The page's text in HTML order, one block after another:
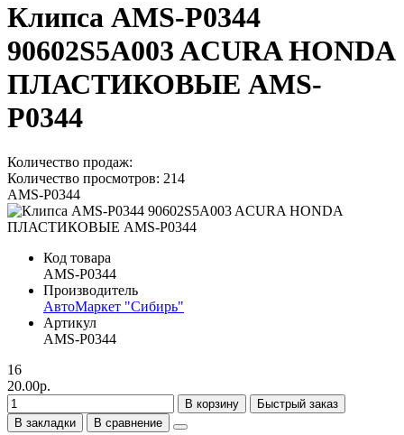
Клипса AMS-P0344
90602S5A003 ACURA HONDA
ПЛАСТИКОВЫЕ AMS-
P0344
Количество продаж:
Количество просмотров: 214
AMS-P0344
Код товара
AMS-P0344
Производитель
АвтоМаркет "Сибирь"
Артикул
AMS-P0344
16
20.00р.
В корзину
Быстрый заказ
В закладки
В сравнение